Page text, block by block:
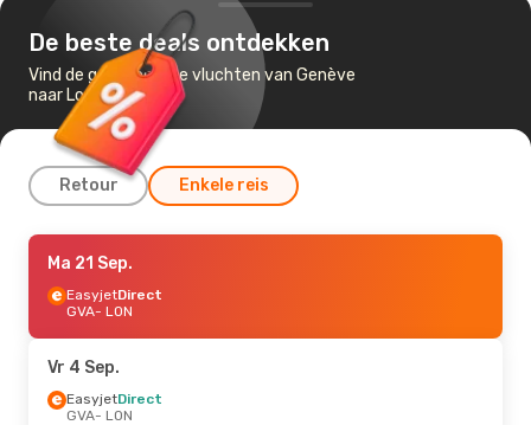
De beste deals ontdekken
Vind de goedkoopste vluchten van Genève
naar Londen
Retour Enkele reis
Vr 11 Sep.- Ma 14 Sep.
EasyjetDirect
GVA- LON
LON- GVA
Vr 9 Okt.- Za 17 Okt.
Ma 21 Sep.
EasyjetDirect
GVA- LON
Vr 4 Sep.
EasyjetDirect
GVA- LON